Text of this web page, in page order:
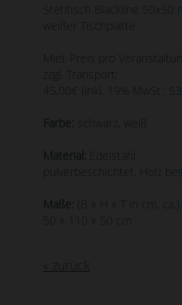
Stehtisch Blackline 50x50
weißer Tischplatte
Miet-Preis pro
zzgl. Transport:
Farbe: schwarz, weiß
Material:
Edelstahl
pulverbeschichtet, Holz
Maße:
(B x H x T in cm, ca.)
« zurück